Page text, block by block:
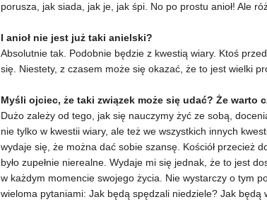
porusza, jak siada, jak je, jak śpi. No po prostu anioł! Ale
I anioł nie jest już taki anielski?
Absolutnie tak. Podobnie będzie z kwestią wiary. Ktoś
się. Niestety, z czasem może się okazać, że to jest wielki
Myśli ojciec, że taki związek może się udać? Że warto
Dużo zależy od tego, jak się nauczymy żyć ze sobą,
nie tylko w kwestii wiary, ale też we wszystkich innych
wydaje się, że można dać sobie szansę. Kościół przecież
było zupełnie nierealne. Wydaje mi się jednak, że to jest
w każdym momencie swojego życia. Nie wystarczy o tym
wieloma pytaniami: Jak będą spędzali niedziele? Jak będą